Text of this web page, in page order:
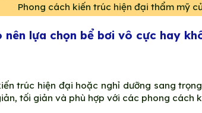
Phong cách kiến trúc hiện đại thẩm mỹ
lựa chọn bể bơi vô cực hay
trúc hiện đại hoặc nghỉ dưỡng sang
tối giản và phù hợp với các phong cách